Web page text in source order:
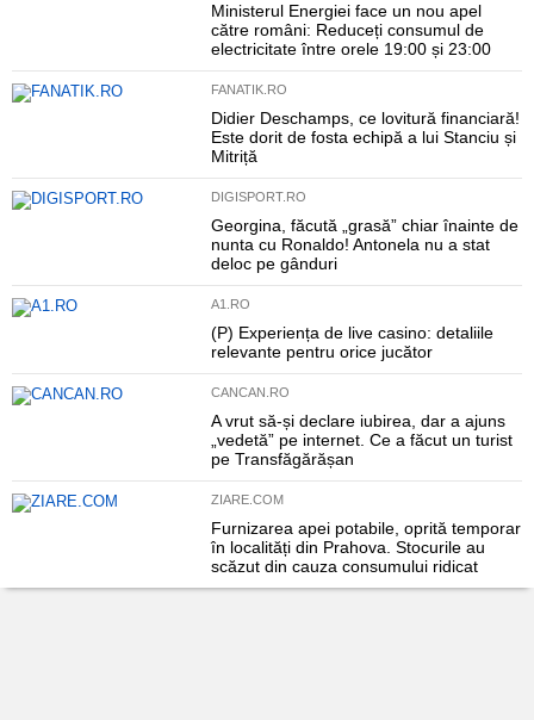
Ministerul Energiei face un nou apel
către români: Reduceți consumul de
electricitate între orele 19:00 și 23:00
FANATIK.RO
Didier Deschamps, ce lovitură financiară!
Este dorit de fosta echipă a lui Stanciu și
Mitriță
DIGISPORT.RO
Georgina, făcută „grasă” chiar înainte de
nunta cu Ronaldo! Antonela nu a stat
deloc pe gânduri
A1.RO
(P) Experiența de live casino: detaliile
relevante pentru orice jucător
CANCAN.RO
A vrut să-și declare iubirea, dar a ajuns
„vedetă” pe internet. Ce a făcut un turist
pe Transfăgărășan
ZIARE.COM
Furnizarea apei potabile, oprită temporar
în localități din Prahova. Stocurile au
scăzut din cauza consumului ridicat